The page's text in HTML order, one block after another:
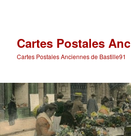
Cartes Postales
Cartes Postales Anciennes de Bastille91